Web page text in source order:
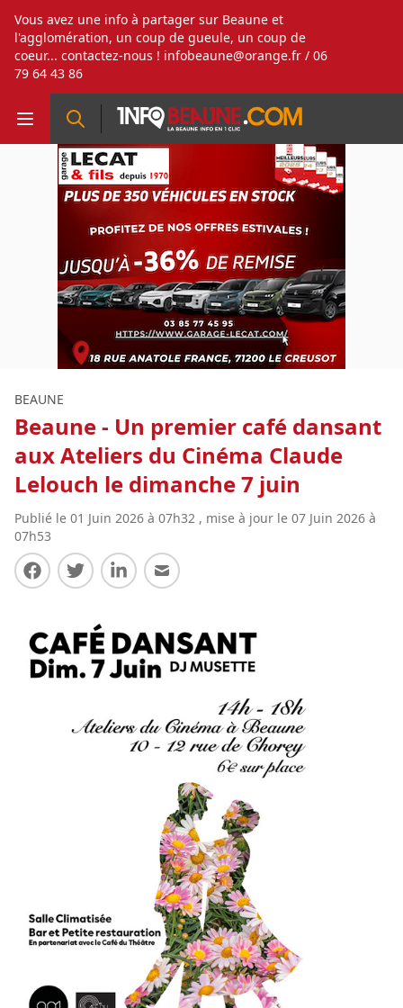
Vous avez une info à partager sur Beaune et
l'agglomération, un coup de gueule, un coup de
coeur... contactez-nous ! infobeaune@orange.fr / 06
79 64 43 86
BEAUNE
Beaune - Un premier café dansant
aux Ateliers du Cinéma Claude
Lelouch le dimanche 7 juin
Publié le 01 Juin 2026 à 07h32 , mise à jour le 07 Juin 2026 à
07h53
Partager sur Facebook
Partager sur Twitter
Partager sur LinkedIn
Partager par E-mail